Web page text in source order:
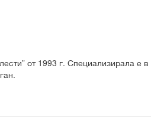
от 1993 г. Специализирала е в